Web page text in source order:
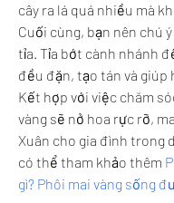
cây ra lá quá nhiều mà
Cuối cùng, bạn nên chú
tỉa. Tỉa bớt cành nhánh
đều đặn, tạo tán và giúp
Kết hợp với việc chăm
vàng sẽ nở hoa rực rỡ,
Xuân cho gia đình trong
có thể tham khảo thêm
gì? Phôi mai vàng sống